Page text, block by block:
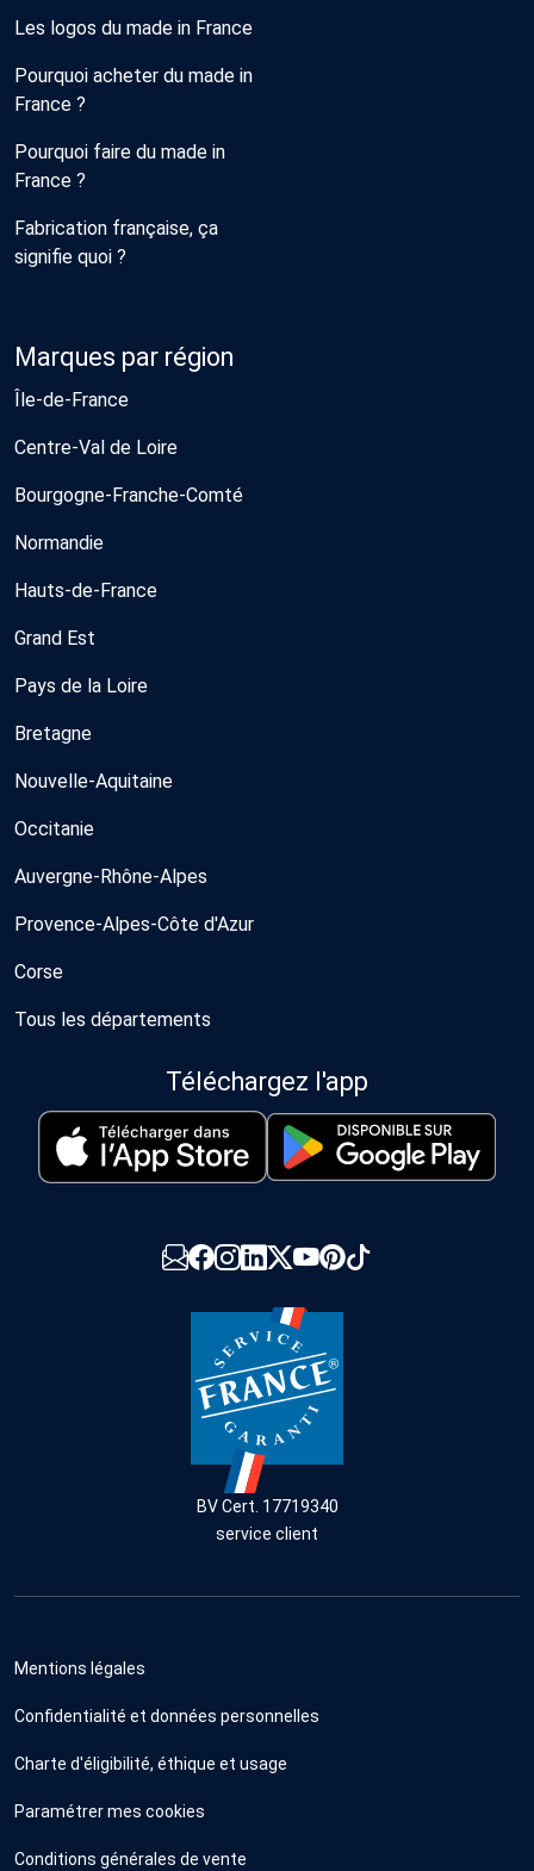
Les logos du made in France
Pourquoi acheter du made in
France ?
Pourquoi faire du made in
France ?
Fabrication française, ça
signifie quoi ?
Marques par région
Île-de-France
Centre-Val de Loire
Bourgogne-Franche-Comté
Normandie
Hauts-de-France
Grand Est
Pays de la Loire
Bretagne
Nouvelle-Aquitaine
Occitanie
Auvergne-Rhône-Alpes
Provence-Alpes-Côte d'Azur
Corse
Tous les départements
Téléchargez l'app
BV Cert. 17719340
service client
Mentions légales
Confidentialité et données personnelles
Charte d'éligibilité, éthique et usage
Paramétrer mes cookies
Conditions générales de vente